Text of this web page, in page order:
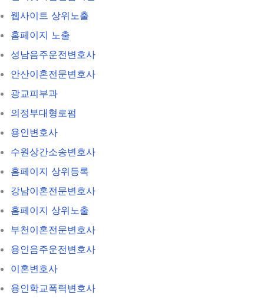
웹사이트 상위노출
홈페이지 노출
성남음주운전변호사
안산이혼전문변호사
광교피부과
의정부대형로펌
용인변호사
수원상간소송변호사
홈페이지 상위등록
강남이혼전문변호사
홈페이지 상위노출
부천이혼전문변호사
용인음주운전변호사
이혼변호사
용인학교폭력변호사